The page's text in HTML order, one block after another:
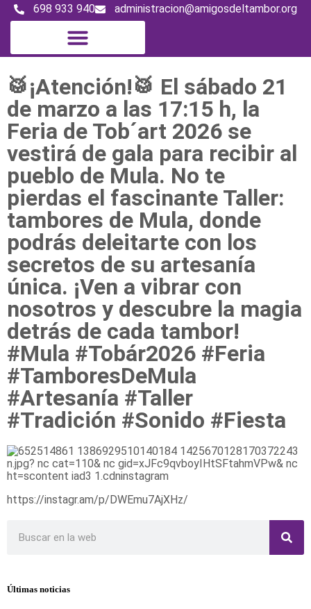
698 933 940 administracion@amigosdeltambor.org
🥁¡Atención!🥁 El sábado 21
de marzo a las 17:15 h, la
Feria de Tob´art 2026 se
vestirá de gala para recibir al
pueblo de Mula. No te
pierdas el fascinante Taller:
tambores de Mula, donde
podrás deleitarte con los
secretos de su artesanía
única. ¡Ven a vibrar con
nosotros y descubre la magia
detrás de cada tambor!
#Mula #Tobár2026 #Feria
#TamboresDeMula
#Artesanía #Taller
#Tradición #Sonido #Fiesta
https://instagr.am/p/DWEmu7AjXHz/
Últimas noticias